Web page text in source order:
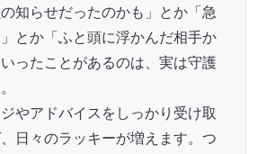
知らせだったのかも」とか「急
とか「ふと頭に浮かんだ相手か
ったことがあるのは、実は守護
やアドバイスをしっかり受け取
日々のラッキーが増えます。つ